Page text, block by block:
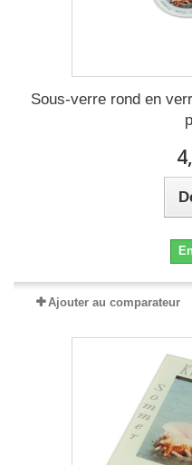
Sous-verre rond en
Ajouter au comparateur